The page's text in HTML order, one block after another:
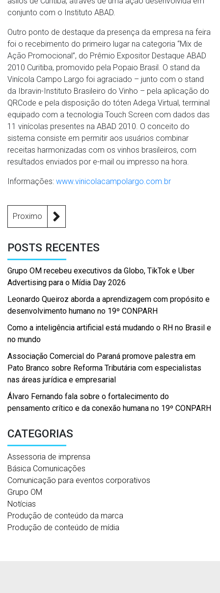
conjunto com o Instituto ABAD.
Outro ponto de destaque da presença da empresa na feira
foi o recebimento do primeiro lugar na categoria “Mix de
Ação Promocional”, do Prêmio Expositor Destaque ABAD
2010 Curitiba, promovido pela Popaio Brasil. O stand da
Vinícola Campo Largo foi agraciado – junto com o stand
da Ibravin-Instituto Brasileiro do Vinho – pela aplicação do
QRCode e pela disposição do tóten Adega Virtual, terminal
equipado com a tecnologia Touch Screen com dados das
11 vinícolas presentes na ABAD 2010. O conceito do
sistema consiste em permitir aos usuários combinar
receitas harmonizadas com os vinhos brasileiros, com
resultados enviados por e-mail ou impresso na hora.
Informações: www.vinicolacampolargo.com.br
Proximo
POSTS RECENTES
Grupo OM recebeu executivos da Globo, TikTok e Uber
Advertising para o Mídia Day 2026
Leonardo Queiroz aborda a aprendizagem com propósito e
desenvolvimento humano no 19º CONPARH
Como a inteligência artificial está mudando o RH no Brasil e
no mundo
Associação Comercial do Paraná promove palestra em
Pato Branco sobre Reforma Tributária com especialistas
nas áreas jurídica e empresarial
Álvaro Fernando fala sobre o fortalecimento do
pensamento crítico e da conexão humana no 19º CONPARH
CATEGORIAS
Assessoria de imprensa
Básica Comunicações
Comunicação para eventos corporativos
Grupo OM
Notícias
Produção de conteúdo da marca
Produção de conteúdo de mídia